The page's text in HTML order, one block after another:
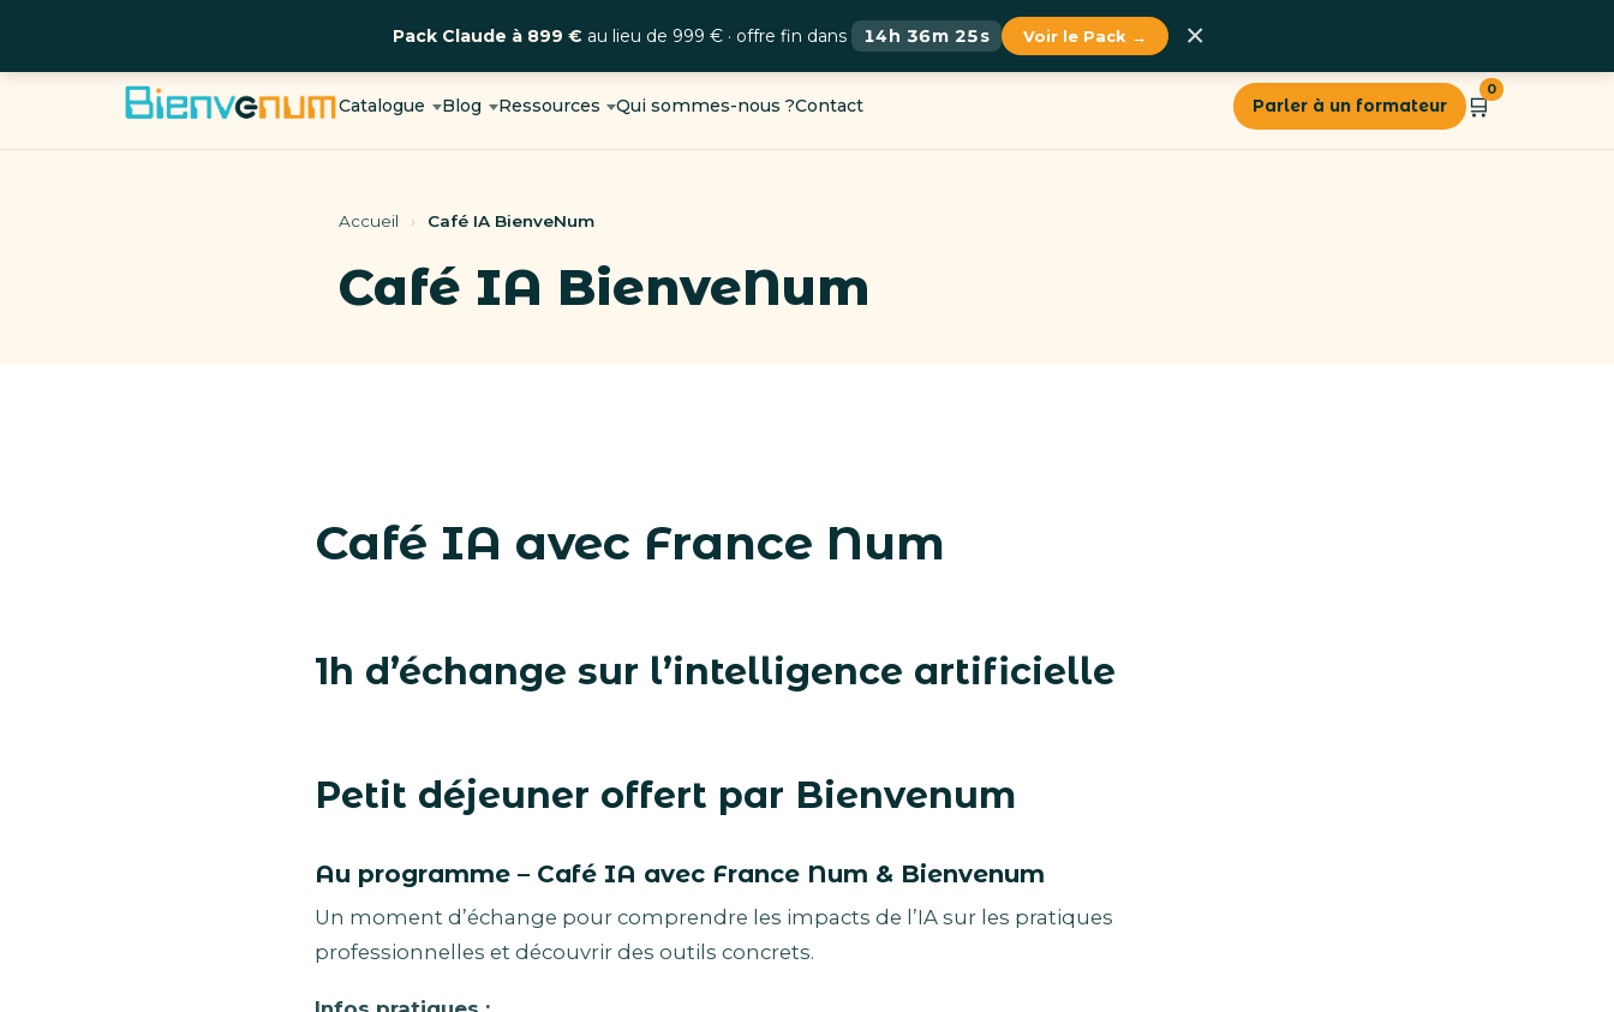
Aller
Catalogue Blog Ressources Qui sommes-nous ?Contact Parler à un formateur 🛒
0
Accueil › Café IA BienveNum
Café IA BienveNum
Café IA avec France Num
1h d’échange sur l’intelligence artificielle
Petit déjeuner offert par Bienvenum
Au programme – Café IA avec France Num & Bienvenum
Un moment d’échange pour comprendre les impacts de l’IA sur les pratiques
professionnelles et découvrir des outils concrets.
Pack Claude à 899 € au lieu de 999 € · offre fin dans 14h 36m 23s Voir le Pack → ×